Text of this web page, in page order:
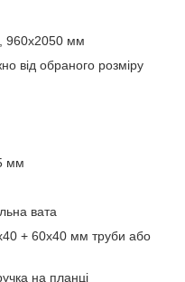
960x2050 мм
від обраного розміру
мм
вата
+ 60x40 мм труби або
на планці